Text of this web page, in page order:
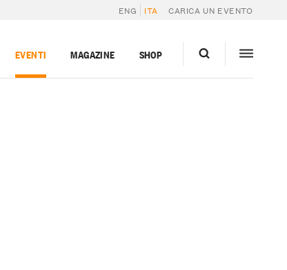
ENG ITA CARICA UN EVENTO
EVENTI MAGAZINE SHOP